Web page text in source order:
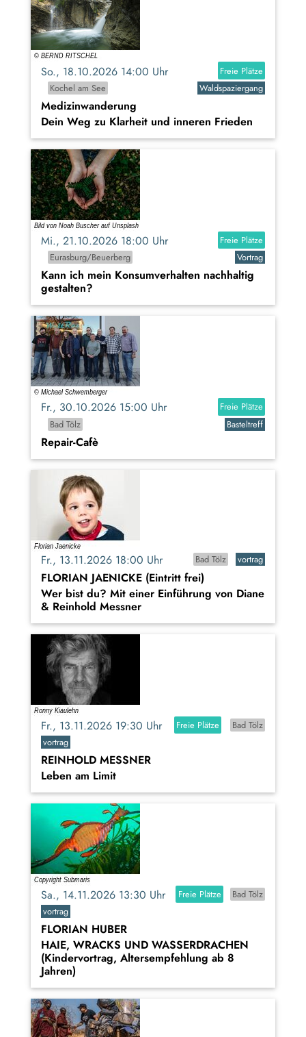
So., 18.10.2026 14:00 Uhr
Freie Plätze
Kochel am See
Waldspaziergang
Medizinwanderung
Dein Weg zu Klarheit und inneren Frieden
Mi., 21.10.2026 18:00 Uhr
Freie Plätze
Eurasburg/Beuerberg
Vortrag
Kann ich mein Konsumverhalten nachhaltig
gestalten?
Fr., 30.10.2026 15:00 Uhr
Freie Plätze
Bad Tölz
Basteltreff
Repair-Cafè
Fr., 13.11.2026 18:00 Uhr Bad Tölz vortrag
FLORIAN JAENICKE (Eintritt frei)
Wer bist du? Mit einer Einführung von Diane
& Reinhold Messner
Fr., 13.11.2026 19:30 Uhr Freie Plätze
Bad Tölz
vortrag
REINHOLD MESSNER
Leben am Limit
Sa., 14.11.2026 13:30 Uhr Freie Plätze
Bad Tölz
vortrag
FLORIAN HUBER
HAIE, WRACKS UND WASSERDRACHEN
(Kindervortrag, Altersempfehlung ab 8
Jahren)